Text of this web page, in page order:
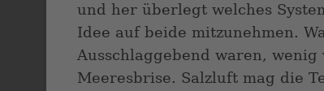
und her überlegt welches
Idee auf beide mitzunehmen.
Ausschlaggebend waren,
Meeresbrise. Salzluft mag die